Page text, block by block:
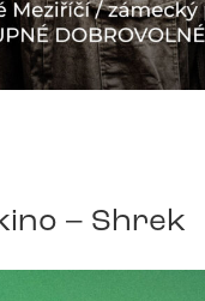
– Shrek